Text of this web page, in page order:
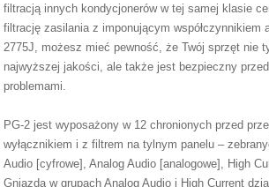
filtracją innych kondycjonerów w tej samej klasie
filtrację zasilania z imponującym współczynnikiem
2775J, możesz mieć pewność, że Twój sprzęt nie
najwyższej jakości, ale także jest bezpieczny
problemami.
PG-2 jest wyposażony w 12 chronionych przed
wyłącznikiem i z filtrem na tylnym panelu –
Audio [cyfrowe], Analog Audio [analogowe], High
Gniazda w grupach Analog Audio i High Current